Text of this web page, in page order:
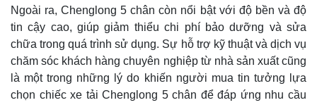
Ngoài ra, Chenglong 5 chân còn nổi bật với độ bền và độ
tin cậy cao, giúp giảm thiểu chi phí bảo dưỡng và sửa
chữa trong quá trình sử dụng. Sự hỗ trợ kỹ thuật và dịch vụ
chăm sóc khách hàng chuyên nghiệp từ nhà sản xuất cũng
là một trong những lý do khiến người mua tin tưởng lựa
chọn chiếc xe tải Chenglong 5 chân để đáp ứng nhu cầu